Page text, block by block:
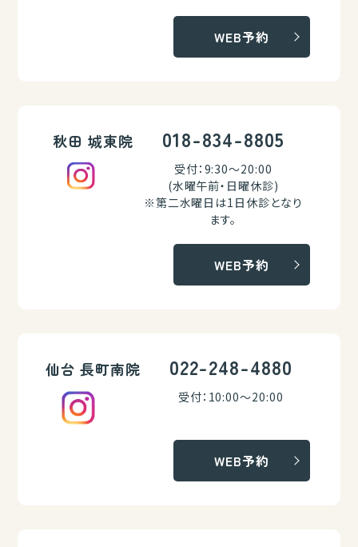
WEB予約
秋田 城東院 018-834-8805
受付：9:30～20:00
(水曜午前・日曜休診)
※第二水曜日は1日休診となり
ます。
WEB予約
仙台 長町南院 022-248-4880
受付：10:00～20:00
WEB予約